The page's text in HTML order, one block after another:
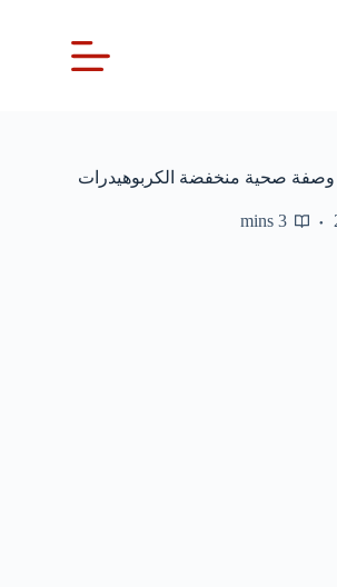
وصفة صحية منخفضة الكربوهيدرات
3 mins